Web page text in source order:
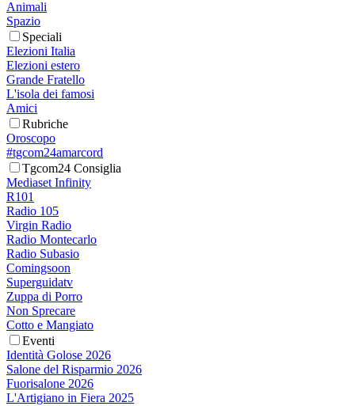
Animali
Spazio
Speciali
Elezioni Italia
Elezioni estero
Grande Fratello
L'isola dei famosi
Amici
Rubriche
Oroscopo
#tgcom24amarcord
Tgcom24 Consiglia
Mediaset Infinity
R101
Radio 105
Virgin Radio
Radio Montecarlo
Radio Subasio
Comingsoon
Superguidatv
Zuppa di Porro
Non Sprecare
Cotto e Mangiato
Eventi
Identità Golose 2026
Salone del Risparmio 2026
Fuorisalone 2026
L'Artigiano in Fiera 2025